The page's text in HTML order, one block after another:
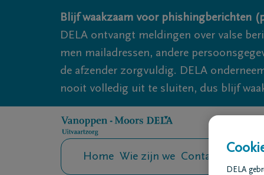
Overslaan en naar inhoud gaan
Blijf waakzaam voor phishingberichten
DELA ontvangt meldingen over valse
men mailadressen, andere
de afzender zorgvuldig. DELA
nooit volledig uit te sluiten, dus blijf
Home Wie zijn we Contact
DELA